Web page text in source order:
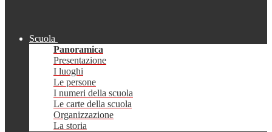
Scuola
Panoramica
Presentazione
I luoghi
Le persone
I numeri della scuola
Le carte della scuola
Organizzazione
La storia